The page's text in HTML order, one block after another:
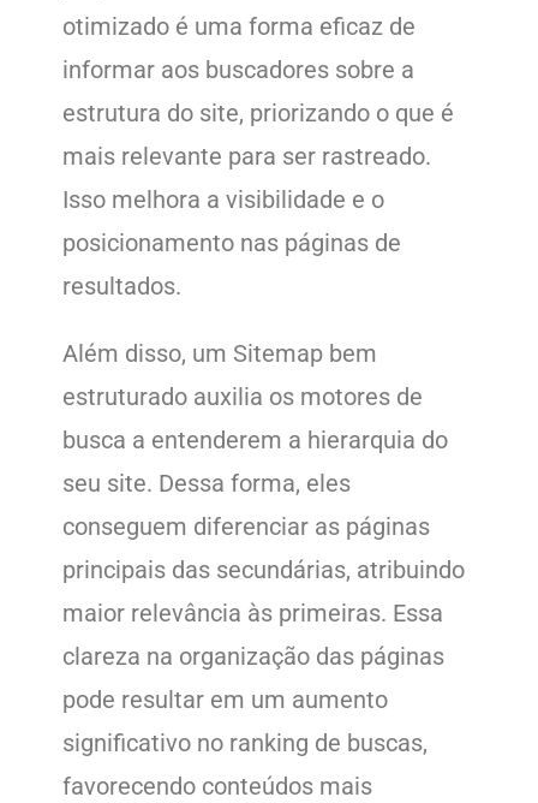
otimizado é uma forma eficaz de
informar aos buscadores sobre a
estrutura do site, priorizando o que é
mais relevante para ser rastreado.
Isso melhora a visibilidade e o
posicionamento nas páginas de
resultados.
Além disso, um Sitemap bem
estruturado auxilia os motores de
busca a entenderem a hierarquia do
seu site. Dessa forma, eles
conseguem diferenciar as páginas
principais das secundárias, atribuindo
maior relevância às primeiras. Essa
clareza na organização das páginas
pode resultar em um aumento
significativo no ranking de buscas,
favorecendo conteúdos mais